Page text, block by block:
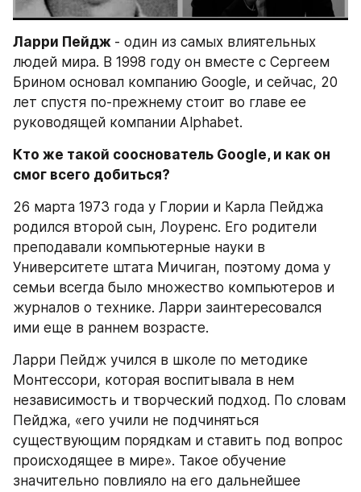
Ларри Пейдж - один из самых влиятельных
людей мира. В 1998 году он вместе с Сергеем
Брином основал компанию Google, и сейчас, 20
лет спустя по-прежнему стоит во главе ее
руководящей компании Alphabet.
Кто же такой сооснователь Google, и как он
смог всего добиться?
26 марта 1973 года у Глории и Карла Пейджа
родился второй сын, Лоуренс. Его родители
преподавали компьютерные науки в
Университете штата Мичиган, поэтому дома у
семьи всегда было множество компьютеров и
журналов о технике. Ларри заинтересовался
ими еще в раннем возрасте.
Ларри Пейдж учился в школе по методике
Монтессори, которая воспитывала в нем
независимость и творческий подход. По словам
Пейджа, «его учили не подчиняться
существующим порядкам и ставить под вопрос
происходящее в мире». Такое обучение
значительно повлияло на его дальнейшее